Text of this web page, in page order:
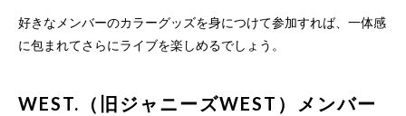
好きなメンバーのカラーグッズを身につけて参加すれば、一体感
に包まれてさらにライブを楽しめるでしょう。
WEST.（旧ジャニーズWEST）メンバー